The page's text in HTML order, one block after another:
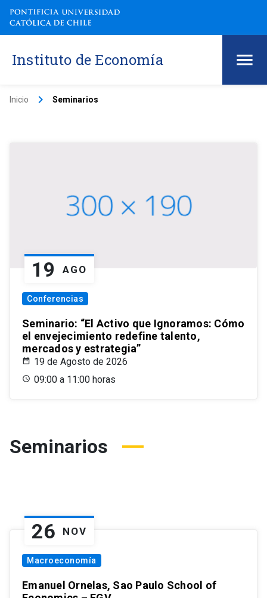
Instituto de Economía
Inicio keyboard_arrow_right Seminarios
19 AGO
Conferencias
Seminario: “El Activo que Ignoramos: Cómo
el envejecimiento redefine talento,
mercados y estrategia”
19 de Agosto de 2026
09:00 a 11:00 horas
Seminarios
26 NOV
Macroeconomía
Emanuel Ornelas, Sao Paulo School of